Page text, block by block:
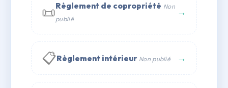
📜Règlement de copropriété Non
publié
→
📋Règlement intérieur Non publié →